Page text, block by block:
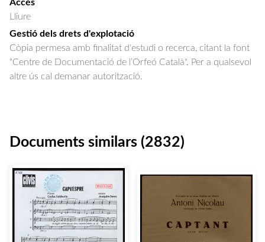
Accés
Lliure
Gestió dels drets d'explotació
Còpia permesa amb finalitat d'estudi o recerca, citant la font
"Centre de Documentació de l’Orfeó Català". Per a qualsevol
altre ús cal demanar autorització.
Documents similars (2832)